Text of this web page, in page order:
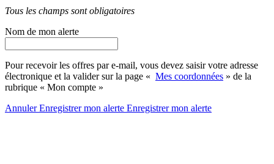
Tous les champs sont obligatoires
Nom de mon alerte
Pour recevoir les offres par e-mail, vous devez saisir votre adresse
électronique et la valider sur la page « Mes coordonnées » de la
rubrique « Mon compte »
AnnulerEnregistrer mon alerte Enregistrermon alerte